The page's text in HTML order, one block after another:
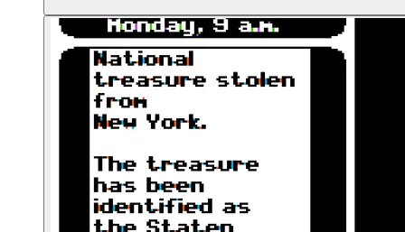
00:39:41 Das Problem der zu wenigen Täter
00:44:03 Warum kommt man so selten nach Südamerika?
00:51:26 Animationen und Sound